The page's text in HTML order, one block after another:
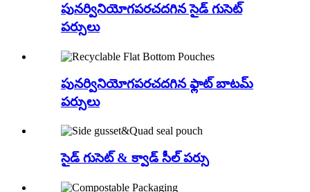
పునర్వినియోగపరచదగిన సైడ్ గుసెట్
పర్సులు
పునర్వినియోగపరచదగిన ఫ్లాట్ బాటమ్
పర్సులు
సైడ్ గుసెట్ & క్వాడ్ సీల్ పర్సు